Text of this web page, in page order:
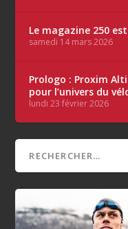
Le magazine 250
samedi 14 mars 2026
Prologo : Proxim
pour l’univers du
lundi 23 février 2026